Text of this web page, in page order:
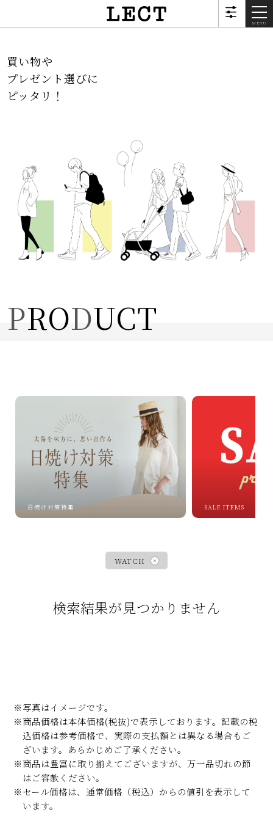
MENU
買い物や
プレゼント選びに
ピッタリ！
PRODUCT
日焼け対策特集 SALE ITEMS
WATCH
検索結果が見つかりません
※写真はイメージです。
※商品価格は本体価格(税抜)で表示しております。記載の税
込価格は参考価格で、実際の支払額とは異なる場合もご
ざいます。あらかじめご了承ください。
※商品は豊富に取り揃えてございますが、万一品切れの節
はご容赦ください。
※セール価格は、通常価格（税込）からの値引を表示して
います。